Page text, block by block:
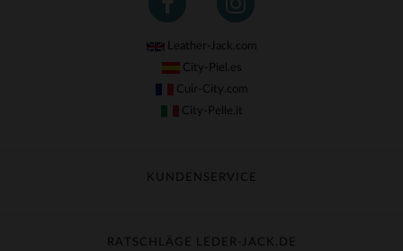
Leather-Jack.com
City-Piel.es
Cuir-City.com
City-Pelle.it
KUNDENSERVICE
Umtausch & Widerruf
RATSCHLÄGE LEDER-JACK.DE